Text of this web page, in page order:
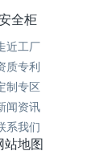
全柜
近工厂
质专利
制专区
闻资讯
系我们
站地图